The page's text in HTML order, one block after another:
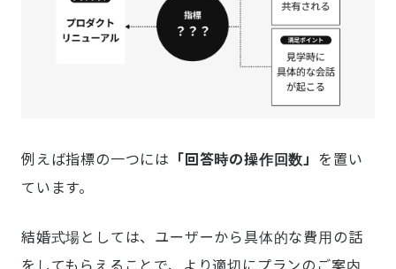
例えば指標の一つには 「回答時の操作回数」 を置い
ています。
結婚式場としては、ユーザーから具体的な費用の話